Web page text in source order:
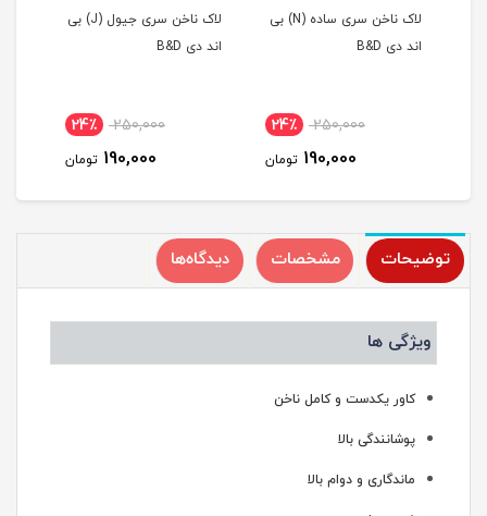
لاک ناخن سری ساده (N) بی
اند دی B&D
250,000 24٪
190,000 تومان
لاک ناخن سری جیول (J) بی
اند دی B&D
250,000 24٪
190,000 تومان
توضیحات مشخصات دیدگاه‌ها
ویژگی ها
کاور یکدست و کامل ناخن
پوشانندگی بالا
ماندگاری و دوام بالا